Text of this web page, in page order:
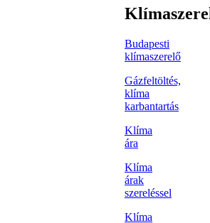
Budapesti
klímaszerelő
Gázfeltöltés,
klíma
karbantartás
Klíma
ára
Klíma
árak
szereléssel
Klíma